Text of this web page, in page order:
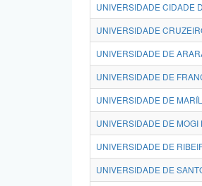
UNIVERSIDADE CIDADE
UNIVERSIDADE
UNIVERSIDADE DE
UNIVERSIDADE DE
UNIVERSIDADE DE
UNIVERSIDADE DE
UNIVERSIDADE DE
UNIVERSIDADE DE